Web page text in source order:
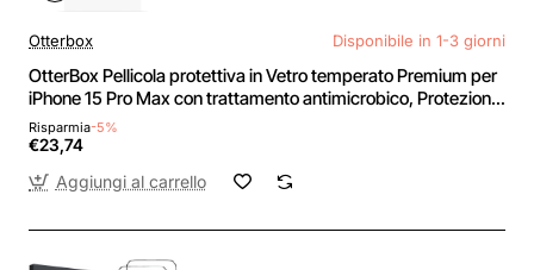
Otterbox Disponibile in 1-3 giorni
OtterBox Pellicola protettiva in Vetro temperato Premium per
iPhone 15 Pro Max con trattamento antimicrobico, Protezione
a rotture avanzata, graffi e cadute da 0.9m - iPhone 15 Pro
Max
Risparmia-5%
€23,74
Aggiungi al carrello